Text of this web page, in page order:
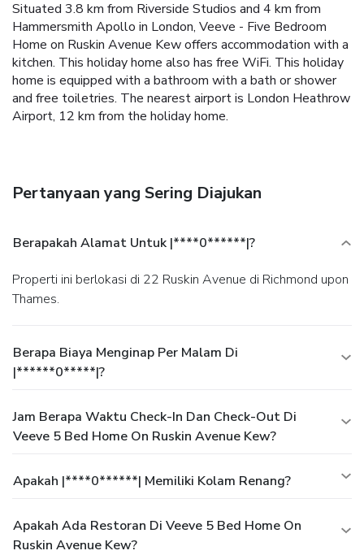
Situated 3.8 km from Riverside Studios and 4 km from
Hammersmith Apollo in London, Veeve - Five Bedroom
Home on Ruskin Avenue Kew offers accommodation with a
kitchen. This holiday home also has free WiFi. This holiday
home is equipped with a bathroom with a bath or shower
and free toiletries. The nearest airport is London Heathrow
Airport, 12 km from the holiday home.
Pertanyaan yang Sering Diajukan
Berapakah Alamat Untuk |****0******|?
Properti ini berlokasi di 22 Ruskin Avenue di Richmond upon
Thames.
Berapa Biaya Menginap Per Malam Di
|******0*****|?
Jam Berapa Waktu Check-In Dan Check-Out Di
Veeve 5 Bed Home On Ruskin Avenue Kew?
Apakah |****0******| Memiliki Kolam Renang?
Apakah Ada Restoran Di Veeve 5 Bed Home On
Ruskin Avenue Kew?